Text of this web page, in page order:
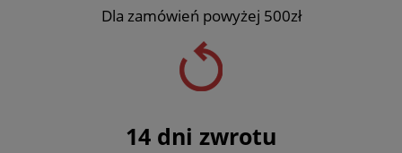
Dla zamówień powyżej 500zł
14 dni zwrotu